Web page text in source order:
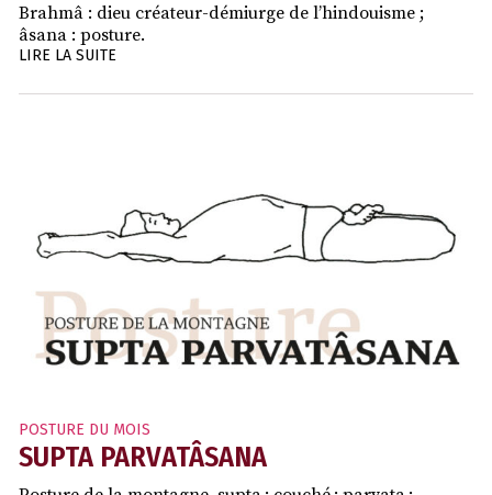
Brahmâ : dieu créateur-démiurge de l’hindouisme ;
âsana : posture.
LIRE LA SUITE
POSTURE DU MOIS
SUPTA PARVATÂSANA